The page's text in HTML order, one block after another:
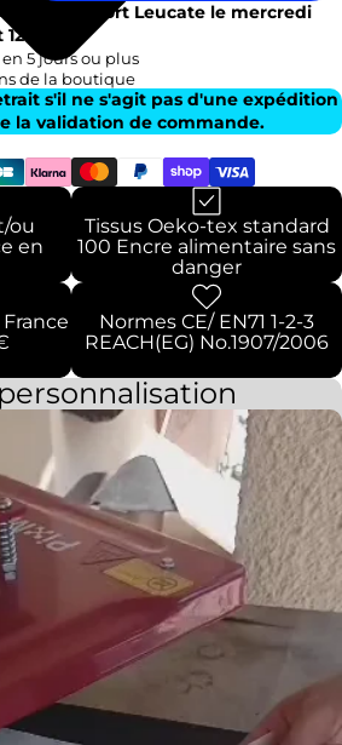
de Port Leucate le mercredi
5 jours ou plus
de la boutique
s'il ne s'agit pas d'une expédition
la validation de commande.
ou
en
Tissus Oeko-tex standard
100 Encre alimentaire sans
danger
Normes CE/ EN71 1-2-3
REACH(EG) No.1907/2006